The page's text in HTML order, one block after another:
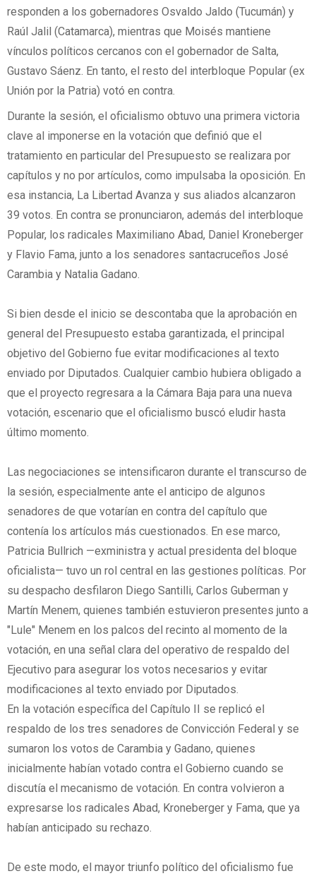
responden a los gobernadores Osvaldo Jaldo (Tucumán) y
Raúl Jalil (Catamarca), mientras que Moisés mantiene
vínculos políticos cercanos con el gobernador de Salta,
Gustavo Sáenz. En tanto, el resto del interbloque Popular (ex
Unión por la Patria) votó en contra.
Durante la sesión, el oficialismo obtuvo una primera victoria
clave al imponerse en la votación que definió que el
tratamiento en particular del Presupuesto se realizara por
capítulos y no por artículos, como impulsaba la oposición. En
esa instancia, La Libertad Avanza y sus aliados alcanzaron
39 votos. En contra se pronunciaron, además del interbloque
Popular, los radicales Maximiliano Abad, Daniel Kroneberger
y Flavio Fama, junto a los senadores santacruceños José
Carambia y Natalia Gadano.
Si bien desde el inicio se descontaba que la aprobación en
general del Presupuesto estaba garantizada, el principal
objetivo del Gobierno fue evitar modificaciones al texto
enviado por Diputados. Cualquier cambio hubiera obligado a
que el proyecto regresara a la Cámara Baja para una nueva
votación, escenario que el oficialismo buscó eludir hasta
último momento.
Las negociaciones se intensificaron durante el transcurso de
la sesión, especialmente ante el anticipo de algunos
senadores de que votarían en contra del capítulo que
contenía los artículos más cuestionados. En ese marco,
Patricia Bullrich —exministra y actual presidenta del bloque
oficialista— tuvo un rol central en las gestiones políticas. Por
su despacho desfilaron Diego Santilli, Carlos Guberman y
Martín Menem, quienes también estuvieron presentes junto a
"Lule" Menem en los palcos del recinto al momento de la
votación, en una señal clara del operativo de respaldo del
Ejecutivo para asegurar los votos necesarios y evitar
modificaciones al texto enviado por Diputados.
En la votación específica del Capítulo II se replicó el
respaldo de los tres senadores de Convicción Federal y se
sumaron los votos de Carambia y Gadano, quienes
inicialmente habían votado contra el Gobierno cuando se
discutía el mecanismo de votación. En contra volvieron a
expresarse los radicales Abad, Kroneberger y Fama, que ya
habían anticipado su rechazo.
De este modo, el mayor triunfo político del oficialismo fue